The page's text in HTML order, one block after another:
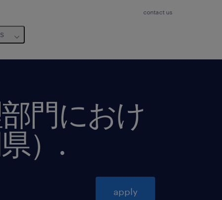
contact us
門におけ
） .
apply